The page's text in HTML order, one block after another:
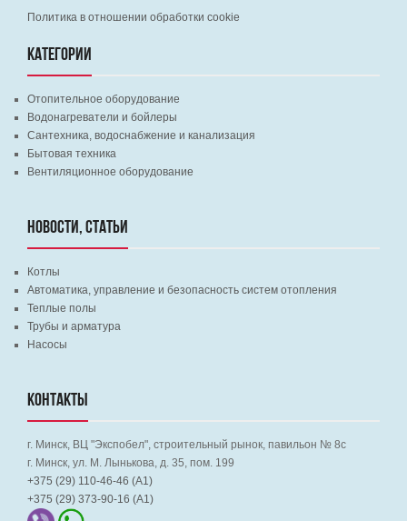
Политика в отношении обработки cookie
КАТЕГОРИИ
Отопительное оборудование
Водонагреватели и бойлеры
Сантехника, водоснабжение и канализация
Бытовая техника
Вентиляционное оборудование
НОВОСТИ, СТАТЬИ
Котлы
Автоматика, управление и безопасность систем отопления
Теплые полы
Трубы и арматура
Насосы
КОНТАКТЫ
г. Минск, ВЦ "Экспобел", строительный рынок, павильон № 8c
г. Минск, ул. М. Лынькова, д. 35, пом. 199
+375 (29) 110-46-46 (А1)
+375 (29) 373-90-16 (A1)